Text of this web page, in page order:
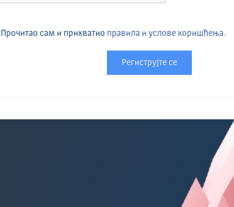
Прочитао сам и прихватио правила и услове коришћења.
Региструјте се